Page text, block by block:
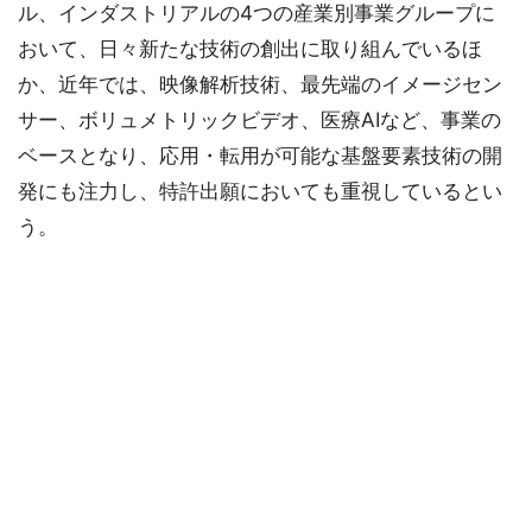
ル、インダストリアルの4つの産業別事業グループに
おいて、日々新たな技術の創出に取り組んでいるほ
か、近年では、映像解析技術、最先端のイメージセン
サー、ボリュメトリックビデオ、医療AIなど、事業の
ベースとなり、応用・転用が可能な基盤要素技術の開
発にも注力し、特許出願においても重視しているとい
う。